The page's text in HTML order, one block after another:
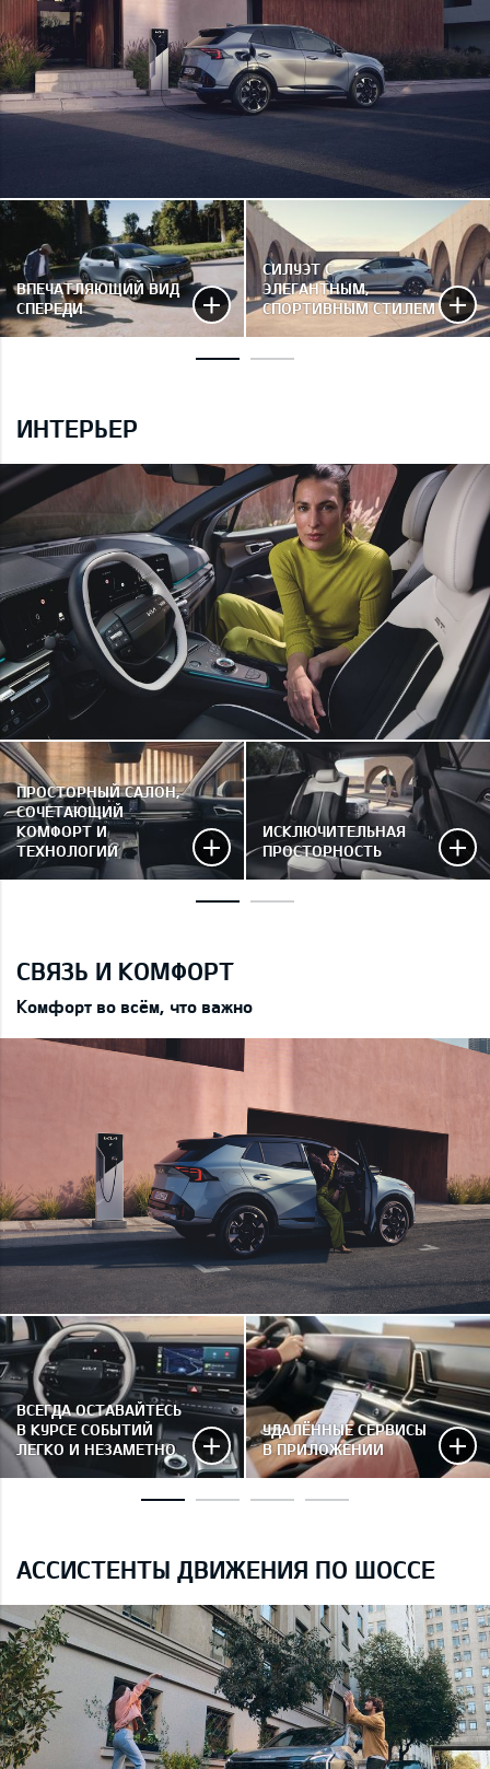
ВПЕЧАТЛЯЮЩИЙ ВИД
СПЕРЕДИ
СИЛУЭТ С
ЭЛЕГАНТНЫМ,
СПОРТИВНЫМ СТИЛЕМ
ИНТЕРЬЕР
ПРОСТОРНЫЙ САЛОН,
СОЧЕТАЮЩИЙ
КОМФОРТ И
ТЕХНОЛОГИИ
ИСКЛЮЧИТЕЛЬНАЯ
ПРОСТОРНОСТЬ
СВЯЗЬ И КОМФОРТ
Комфорт во всём, что важно
ВСЕГДА ОСТАВАЙТЕСЬ
В КУРСЕ СОБЫТИЙ
ЛЕГКО И НЕЗАМЕТНО
УДАЛЁННЫЕ СЕРВИСЫ
В ПРИЛОЖЕНИИ
АССИСТЕНТЫ ДВИЖЕНИЯ ПО ШОССЕ